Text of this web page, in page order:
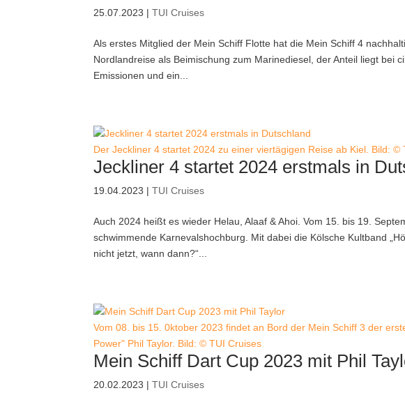
25.07.2023 |TUI Cruises
Als erstes Mitglied der Mein Schiff Flotte hat die Mein Schiff 4
Nordlandreise als Beimischung zum Marinediesel, der Anteil liegt bei
Emissionen und ein...
Der Jeckliner 4 startet 2024 zu einer viertägigen Reise ab Kiel. Bild: ©
Jeckliner 4 startet 2024 erstmals in
19.04.2023 |TUI Cruises
Auch 2024 heißt es wieder Helau, Alaaf & Ahoi. Vom 15. bis 19.
schwimmende Karnevalshochburg. Mit dabei die Kölsche Kultband
nicht jetzt, wann dann?“...
Vom 08. bis 15. 0ktober 2023 findet an Bord der Mein Schiff 3 der
Power" Phil Taylor. Bild: © TUI Cruises
Mein Schiff Dart Cup 2023 mit Phil
20.02.2023 |TUI Cruises